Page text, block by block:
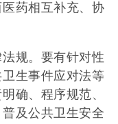
药相互补充、协
规。要有针对性
生事件应对法等
确、程序规范、
及公共卫生安全